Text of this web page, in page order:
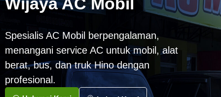
Spesialis AC Mobil berpengalaman,
menangani service AC untuk mobil, alat
berat, bus, dan truk Hino dengan
profesional.